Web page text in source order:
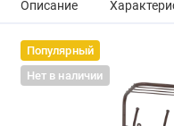
Описание
Популярный
Нет в наличии